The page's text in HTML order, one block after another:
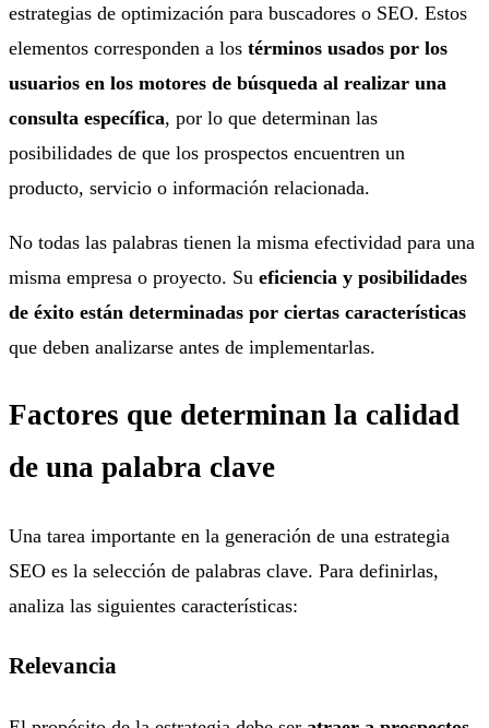
estrategias de optimización para buscadores o SEO. Estos
elementos corresponden a los términos usados por los
usuarios en los motores de búsqueda al realizar una
consulta específica, por lo que determinan las
posibilidades de que los prospectos encuentren un
producto, servicio o información relacionada.
No todas las palabras tienen la misma efectividad para una
misma empresa o proyecto. Su eficiencia y posibilidades
de éxito están determinadas por ciertas características
que deben analizarse antes de implementarlas.
Factores que determinan la calidad
de una palabra clave
Una tarea importante en la generación de una estrategia
SEO es la selección de palabras clave. Para definirlas,
analiza las siguientes características:
Relevancia